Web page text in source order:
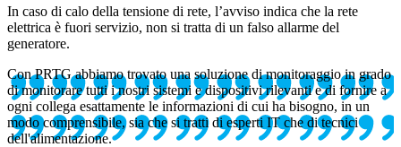
In caso di calo della tensione di rete, l’avviso indica che la rete
elettrica è fuori servizio, non si tratta di un falso allarme del
generatore.
Con PRTG abbiamo trovato una soluzione di monitoraggio in grado
di monitorare tutti i nostri sistemi e dispositivi rilevanti e di fornire a
ogni collega esattamente le informazioni di cui ha bisogno, in un
modo comprensibile, sia che si tratti di esperti IT che di tecnici
dell'alimentazione.